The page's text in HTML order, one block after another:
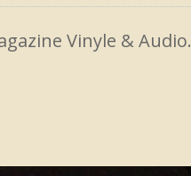
Vinyle & Audio.